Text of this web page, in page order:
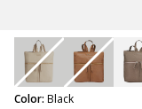
Color: Black